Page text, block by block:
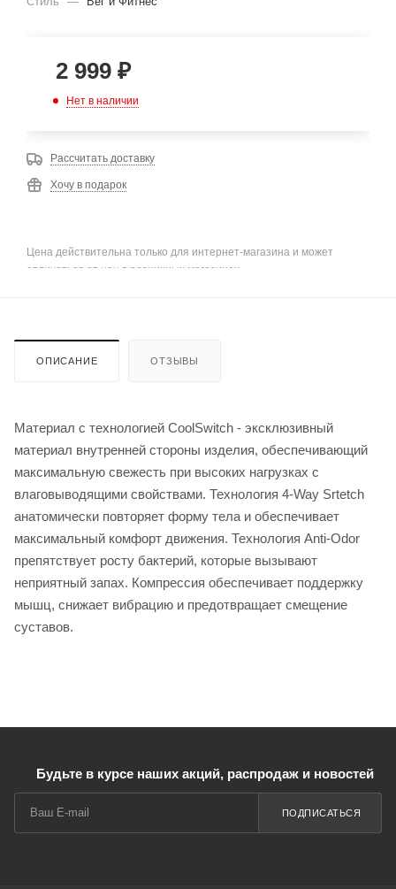
2 999 ₽
Нет в наличии
Рассчитать доставку
Хочу в подарок
Цена действительна только для интернет-магазина и может
отличаться от цен в розничных магазинах
ОПИСАНИЕ ОТЗЫВЫ
Материал с технологией CoolSwitch - эксклюзивный
материал внутренней стороны изделия, обеспечивающий
максимальную свежесть при высоких нагрузках с
влаговыводящими свойствами. Технология 4-Way Srtetch
анатомически повторяет форму тела и обеспечивает
максимальный комфорт движения. Технология Anti-Odor
препятствует росту бактерий, которые вызывают
неприятный запах​. Компрессия обеспечивает поддержку
мышц, снижает вибрацию и предотвращает смещение
суставов.
Будьте в курсе наших акций, распродаж и новостей
ПОДПИСАТЬСЯ